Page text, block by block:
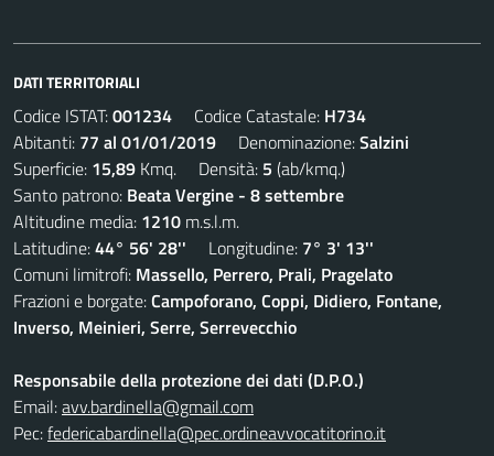
DATI TERRITORIALI
Codice ISTAT:001234 Codice Catastale: H734
Abitanti: 77 al 01/01/2019 Denominazione:Salzini
Superficie: 15,89 Kmq. Densità: 5 (ab/kmq.)
Santo patrono: Beata Vergine - 8 settembre
Altitudine media: 1210 m.s.l.m.
Latitudine:44° 56' 28'' Longitudine: 7° 3' 13''
Comuni limitrofi: Massello, Perrero, Prali, Pragelato
Frazioni e borgate:Campoforano, Coppi, Didiero, Fontane,
Inverso, Meinieri, Serre, Serrevecchio
Responsabile della protezione dei dati (D.P.O.)
Email:avv.bardinella@gmail.com
Pec:federicabardinella@pec.ordineavvocatitorino.it